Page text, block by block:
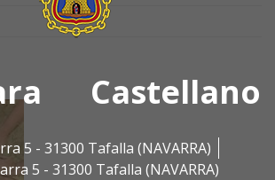
Castellano
5 - 31300 Tafalla (NAVARRA)
5 - 31300 Tafalla (NAVARRA)